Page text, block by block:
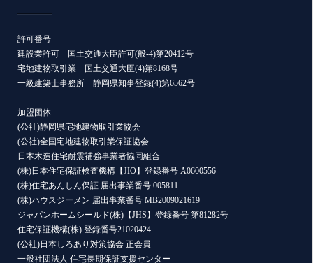
許可番号
建設業許可 国土交通大臣許可(般-4)第20412号
宅地建物取引業 国土交通大臣(4)第8168号
一級建築士事務所 静岡県知事登録(4)第6562号
加盟団体
(公社)静岡県宅地建物取引業協会
(公社)全国宅地建物取引業保証協会
日本木造住宅耐震補強事業者協同組合
(株)日本住宅保証検査機構【JIO】登録番号 A0600556
(株)住宅あんしん保証 届出事業番号 005811
(株)ハウスジーメン 届出事業番号 MB2009021619
ジャパンホームシールド(株)【JHS】登録番号 第81282号
住宅保証機構(株) 登録番号21020424
(公社)日本しろあり対策協会 正会員
一般社団法人 住宅長期保証支援センター